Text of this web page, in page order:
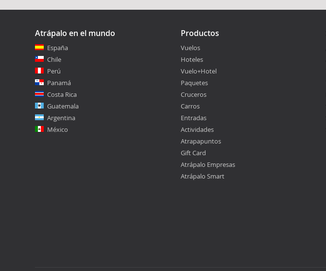
Atrápalo en el mundo
España
Chile
Perú
Panamá
Costa Rica
Guatemala
Argentina
México
Productos
Vuelos
Hoteles
Vuelo+Hotel
Paquetes
Cruceros
Carros
Entradas
Actividades
Atrapapuntos
Gift Card
Atrápalo Empresas
Atrápalo Smart